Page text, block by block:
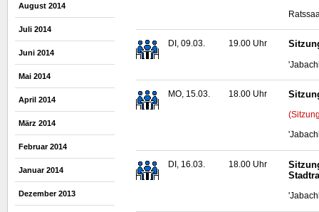
August 2014
Juli 2014
Juni 2014
Mai 2014
April 2014
März 2014
Februar 2014
Januar 2014
Dezember 2013
DI, 09.03. 19.00 Uhr
MO, 15.03. 18.00 Uhr
DI, 16.03. 18.00 Uhr